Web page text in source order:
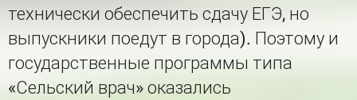
технически обеспечить сдачу ЕГЭ, но
выпускники поедут в города). Поэтому и
государственные программы типа
«Сельский врач» оказались